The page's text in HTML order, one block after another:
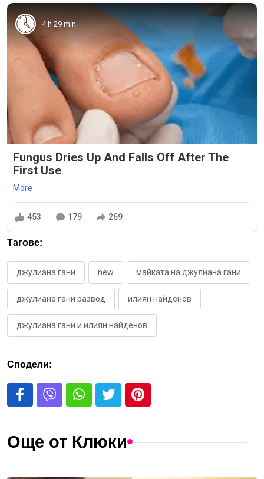
4 h 29 min
Fungus Dries Up And Falls Off After The
First Use
More
453 179 269
Тагове:
джулиана гани new майката на джулиана гани
джулиана гани развод илиян найденов
джулиана гани и илиян найденов
Сподели:
Още от Клюки